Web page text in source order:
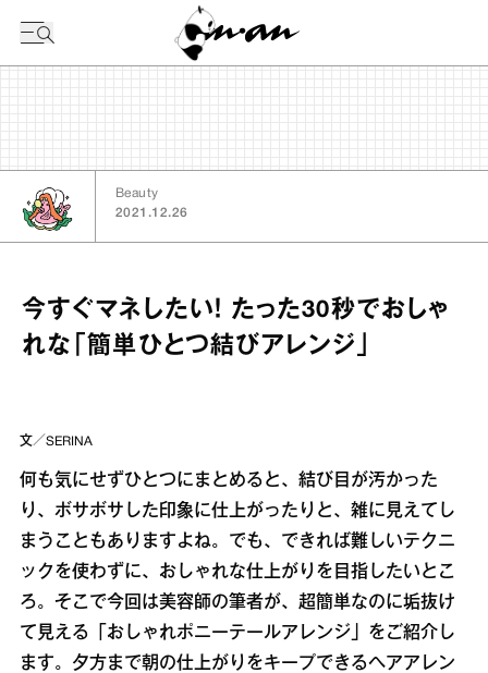
Beauty
2021.12.26
今すぐマネしたい！ たった30秒でおしゃ
れな「簡単ひとつ結びアレンジ」
文／SERINA
何も気にせずひとつにまとめると、結び目が汚かった
り、ボサボサした印象に仕上がったりと、雑に見えてし
まうこともありますよね。でも、できれば難しいテクニ
ックを使わずに、おしゃれな仕上がりを目指したいとこ
ろ。そこで今回は美容師の筆者が、超簡単なのに垢抜け
て見える「おしゃれポニーテールアレンジ」をご紹介し
ます。夕方まで朝の仕上がりをキープできるヘアアレン